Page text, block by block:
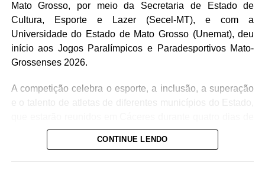
Mato Grosso, por meio da Secretaria de Estado de
Cultura, Esporte e Lazer (Secel-MT), e com a
Universidade do Estado de Mato Grosso (Unemat), deu
início aos Jogos Paralímpicos e Paradesportivos Mato-
Grossenses 2026.
A competição celebra o esporte, a inclusão, a superação
e o talento de atletas de diferentes municípios do Estado,
disputas, integração e convivência.
CONTINUE LENDO